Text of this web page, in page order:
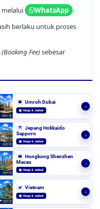
WhatsApp .
berlaku untuk proses
(Booking Fee)sebesar
🕋 Umroh Dubai
▣ Harga & Jadwal
›
⛩️
Jepang Hokkaido
Sapporo
▣ Harga & Jadwal
›
🌆
Hongkong Shenzhen
Macau
▣ Harga & Jadwal
›
🌿 Vietnam
▣ Harga & Jadwal
›